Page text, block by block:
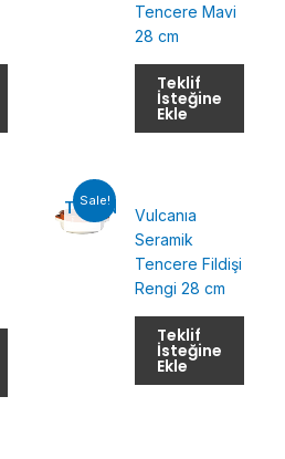
Tencere Mavi
28 cm
Teklif
İsteğine
Ekle
Sale!
TÜKENMIŞVulcanıa
Seramik
Tencere Fildişi
Rengi 28 cm
Teklif
İsteğine
Ekle